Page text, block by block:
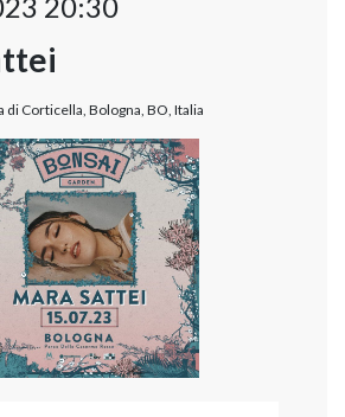
di Corticella, Bologna, BO, Italia